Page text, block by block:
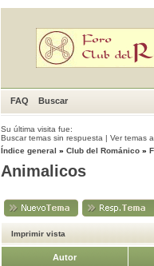
FAQ Buscar
Su última visita fue:
Buscar temas sin respuesta | Ver temas
Índice general » Club del Románico »
Animalicos
Imprimir vista
Autor